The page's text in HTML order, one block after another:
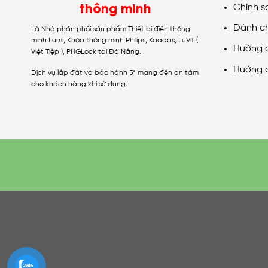
thông minh
Là Nhà phân phối sản phẩm Thiết bị điện thông
minh Lumi, Khóa thông minh Philips, Kaadas, LuVit (
Việt Tiệp ), PHGLock tại Đà Nẵng.
Dịch vụ lắp đặt và bảo hành 5* mang đến an tâm
cho khách hàng khi sử dụng.
Chính
Dành
Hướng
Hướng